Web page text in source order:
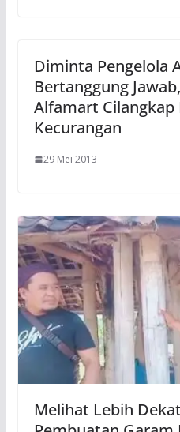
Diminta Pengelola
Bertanggung
Alfamart Cilangkap
Kecurangan
29 Mei 2013
Melihat Lebih